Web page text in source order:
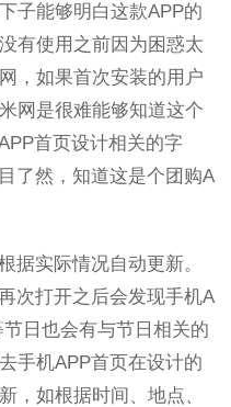
子能够明白这款APP的
有使用之前因为困惑太
，如果首次安装的用户
网是很难能够知道这个
首页设计相关的字
了然，知道这是个团购A
据实际情况自动更新。
次打开之后会发现手机A
日也会有与节日相关的
手机APP首页在设计的
，如根据时间、地点、